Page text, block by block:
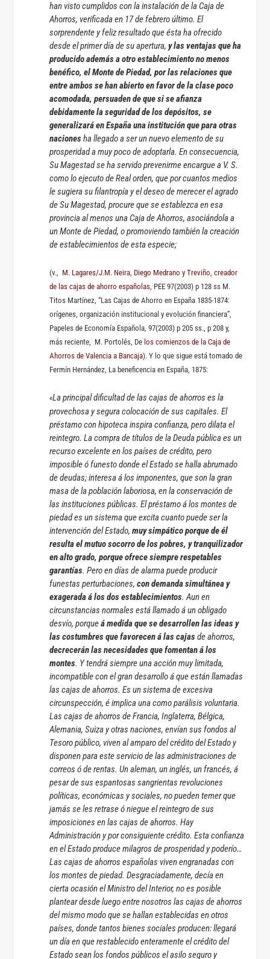
han visto cumplidos con la instalación de la Caja de
Ahorros, verificada en 17 de febrero último. El
sorprendente y feliz resultado que ésta ha ofrecido
desde el primer día de su apertura,y las ventajas que ha
producido además a otro establecimiento no menos
benéfico, el Monte de Piedad, por las relaciones que
entre ambos se han abierto en favor de la clase poco
acomodada, persuaden de que si se afianza
debidamente la seguridad de los depósitos, se
generalizará en España una institución que para otras
nacionesha llegado a ser un nuevo elemento de su
prosperidad a muy poco de adoptarla. En consecuencia,
Su Magestad se ha servido prevenirme encargue a V. S.
como lo ejecuto de Real orden, que por cuantos medios
le sugiera su filantropía y el deseo de merecer el agrado
de Su Magestad, procure que se establezca en esa
provincia al menos una Caja de Ahorros, asociándola a
un Monte de Piedad, o promoviendo también la creación
de establecimientos de esta especie;
(v., M. Lagares/J.M. Neira, Diego Medrano y Treviño, creador
de las cajas de ahorro españolas, PEE 97(2003) p 128 ss M.
Titos Martínez, “Las Cajas de Ahorro en España 1835-1874:
orígenes, organización institucional y evolución financiera”,
Papeles de Economía Española,97(2003) p 205 ss., p 208 y,
más reciente, M. Portolés, De los comienzos de la Caja de
Ahorros de Valencia a Bancaja). Y lo que sigue está tomado de
Fermín Hernández, La beneficencia en España, 1875:
«La principal dificultad de las cajas de ahorros es la
provechosa y segura colocación de sus capitales. El
préstamo con hipoteca inspira confianza, pero dilata el
reintegro. La compra de títulos de la Deuda pública es un
recurso excelente en los países de crédito, pero
imposible ó funesto donde el Estado se halla abrumado
de deudas; interesa á los imponentes, que son la gran
masa de la población laboriosa, en la conservación de
las instituciones públicas. El préstamo á los montes de
piedad es un sistema que excita cuanto puede ser la
intervención del Estado,muy simpático porque de él
resulta el mutuo socorro de los pobres, y tranquilizador
en alto grado, porque ofrece siempre respetables
garantías. Pero en días de alarma puede producir
funestas perturbaciones,con demanda simultánea y
exagerada á los dos establecimientos. Aun en
circunstancias normales está llamado á un obligado
desvío, porqueá medida que se desarrollen las ideas y
las costumbres que favorecen á las cajasde ahorros,
decrecerán las necesidades que fomentan á los
montes. Y tendrá siempre una acción muy limitada,
incompatible con el gran desarrollo á que están llamadas
las cajas de ahorros. Es un sistema de excesiva
circunspección, é implica una como parálisis voluntaria.
Las cajas de ahorros de Francia, Inglaterra, Bélgica,
Alemania, Suiza y otras naciones, envían sus fondos al
Tesoro público, viven al amparo del crédito del Estado y
disponen para este servicio de las administraciones de
correos ó de rentas. Un aleman, un inglés, un francés, á
pesar de sus espantosas sangrientas revoluciones
políticas, económicas y sociales, no pueden temer que
jamás se les retrase ó niegue el reintegro de sus
imposiciones en las cajas de ahorros. Hay
Administración y por consiguiente crédito. Esta confianza
en el Estado produce milagros de prosperidad y poderío…
Las cajas de ahorros españolas viven engranadas con
los montes de piedad. Desgraciadamente, decía en
cierta ocasión el Ministro del Interior, no es posible
plantear desde luego entre nosotros las cajas de ahorros
del mismo modo que se hallan establecidas en otros
países, donde tantos bienes sociales producen: llegará
un día en que restablecido enteramente el crédito del
Estado sean los fondos públicos el asilo seguro y